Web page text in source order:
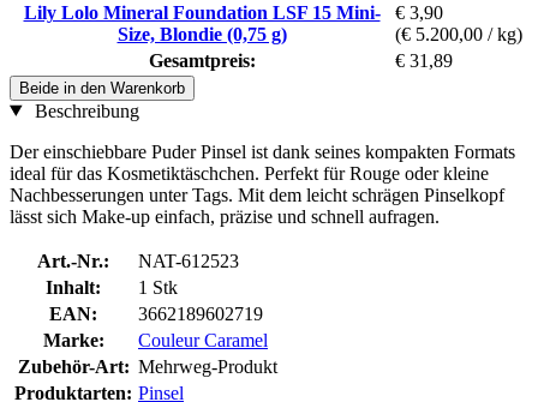
Lily Lolo Mineral Foundation LSF 15 Mini-
Size, Blondie (0,75 g)
€ 3,90
(€ 5.200,00 / kg)
Gesamtpreis:
€ 31,89
Beide in den Warenkorb
Beschreibung
Der einschiebbare Puder Pinsel ist dank seines kompakten Formats
ideal für das Kosmetiktäschchen. Perfekt für Rouge oder kleine
Nachbesserungen unter Tags. Mit dem leicht schrägen Pinselkopf
lässt sich Make-up einfach, präzise und schnell aufragen.
Art.-Nr.:
NAT-612523
Inhalt:
1 Stk
EAN:
3662189602719
Marke:
Couleur Caramel
Zubehör-Art: Mehrweg-Produkt
Produktarten: Pinsel